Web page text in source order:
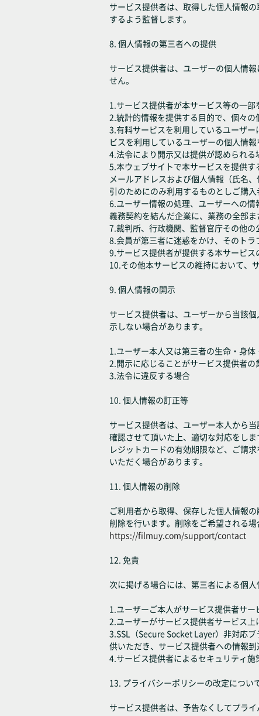
サービス提供者は、取得した個人情報
するよう監督します。
8. 個人情報の第三者への提供
サービス提供者は、ユーザーの個人情
せん。
1.サービス提供者が本サービス等の一
2.統計的情報を提供する目的で、個々
3.有料サービスを利用しているユーザ
ビスを利用しているユーザーの個人情
4.法令により開示又は提供が認められる
5.本ウェブサイトで本サービスを提供
メールアドレスおよび個人情報（氏名
引のためにのみ利用するものとしご購
6.ユーザー情報の処理、ユーザーへの
義務契約を結んだ企業に、業務の全部
7.裁判所、行政機関、監督官庁その他
8.会員が第三者に迷惑をかけ、そのト
9.サービス提供者が提供する本サービ
10.その他本サービスの維持において、
9. 個人情報の開示
サービス提供者は、ユーザーから当該
示しない場合があります。
1.ユーザー本人又は第三者の生命・身
2.開示に応じることがサービス提供者
3.法令に違反する場合
10. 個人情報の訂正等
サービス提供者は、ユーザー本人から
確認させて頂いた上、適切な対応をし
レジットカードの有効期限など、ご請
いただく場合があります。
11. 個人情報の削除
ご利用者から取得、保存した個人情報
削除を行います。削除をご希望される
https://filmuy.com/support/contact
12. 免責
次に掲げる場合には、第三者による個
1.ユーザーご本人がサービス提供者サ
2.ユーザーがサービス提供者サービス
3.SSL（Secure Socket Layer）非対応
供いただき、サービス提供者への情報
4.サービス提供者によるセキュリティ
13. プライバシーポリシーの改定につい
サービス提供者は、予告なくしてプラ